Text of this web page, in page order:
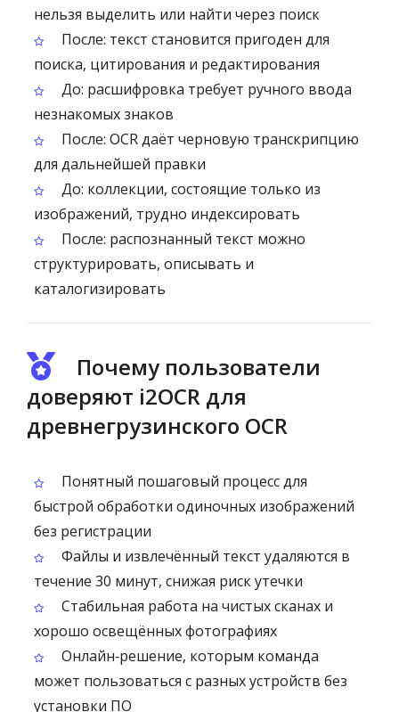
нельзя выделить или найти через поиск
После: текст становится пригоден для
поиска, цитирования и редактирования
До: расшифровка требует ручного ввода
незнакомых знаков
После: OCR даёт черновую транскрипцию
для дальнейшей правки
До: коллекции, состоящие только из
изображений, трудно индексировать
После: распознанный текст можно
структурировать, описывать и
каталогизировать
Почему пользователи
доверяют i2OCR для
древнегрузинского OCR
Понятный пошаговый процесс для
быстрой обработки одиночных изображений
без регистрации
Файлы и извлечённый текст удаляются в
течение 30 минут, снижая риск утечки
Стабильная работа на чистых сканах и
хорошо освещённых фотографиях
Онлайн‑решение, которым команда
может пользоваться с разных устройств без
установки ПО